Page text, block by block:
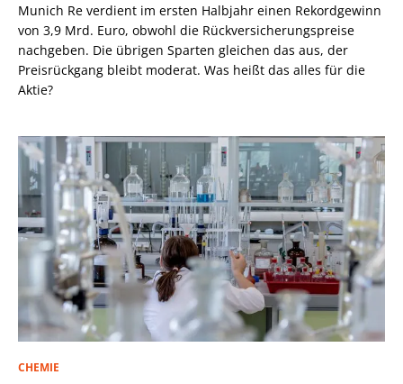
Munich Re verdient im ersten Halbjahr einen Rekordgewinn
von 3,9 Mrd. Euro, obwohl die Rückversicherungspreise
nachgeben. Die übrigen Sparten gleichen das aus, der
Preisrückgang bleibt moderat. Was heißt das alles für die
Aktie?
CHEMIE